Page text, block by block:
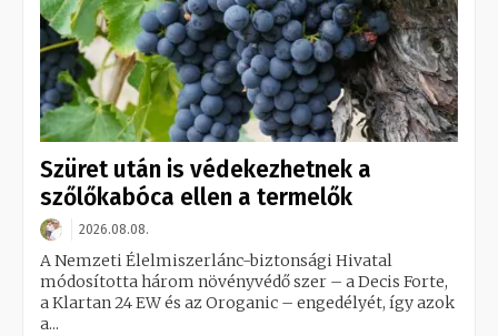
Szüret után is védekezhetnek a
szőlőkabóca ellen a termelők
2026.08.08.
A Nemzeti Élelmiszerlánc-biztonsági Hivatal
módosította három növényvédő szer – a Decis Forte,
a Klartan 24 EW és az Oroganic – engedélyét, így azok
a...